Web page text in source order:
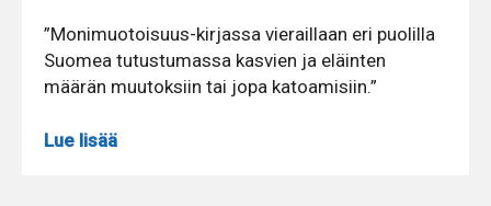
”Monimuotoisuus-kirjassa vieraillaan eri puolilla
Suomea tutustumassa kasvien ja eläinten
määrän muutoksiin tai jopa katoamisiin.”
Lue lisää